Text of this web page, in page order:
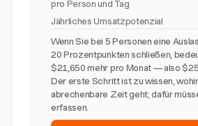
pro Person und Tag
Jährliches Umsatzpotenzial
Wenn Sie bei 5 Personen eine
20 Prozentpunkten schließen,
$21,650 mehr pro Monat — also
Der erste Schritt ist zu wissen,
abrechenbare Zeit geht; dafür
erfassen.